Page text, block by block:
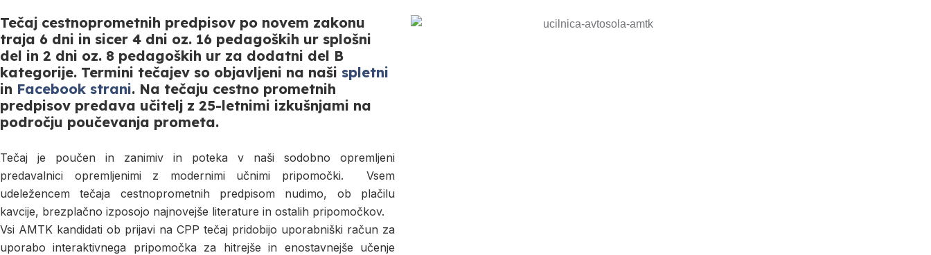
Tečaj cestnoprometnih predpisov po novem zakonu
traja 6 dni in sicer 4 dni oz. 16 pedagoških ur splošni
del in 2 dni oz. 8 pedagoških ur za dodatni del B
kategorije. Termini tečajev so objavljeni na naši spletni
in Facebook strani. Na tečaju cestno prometnih
predpisov predava učitelj z 25-letnimi izkušnjami na
področju poučevanja prometa.
Tečaj je poučen in zanimiv in poteka v naši sodobno opremljeni
predavalnici opremljenimi z modernimi učnimi pripomočki. Vsem
udeležencem tečaja cestnoprometnih predpisom nudimo, ob plačilu
kavcije, brezplačno izposojo najnovejše literature in ostalih pripomočkov.
Vsi AMTK kandidati ob prijavi na CPP tečaj pridobijo uporabniški račun za
uporabo interaktivnega pripomočka za hitrejše in enostavnejše učenje